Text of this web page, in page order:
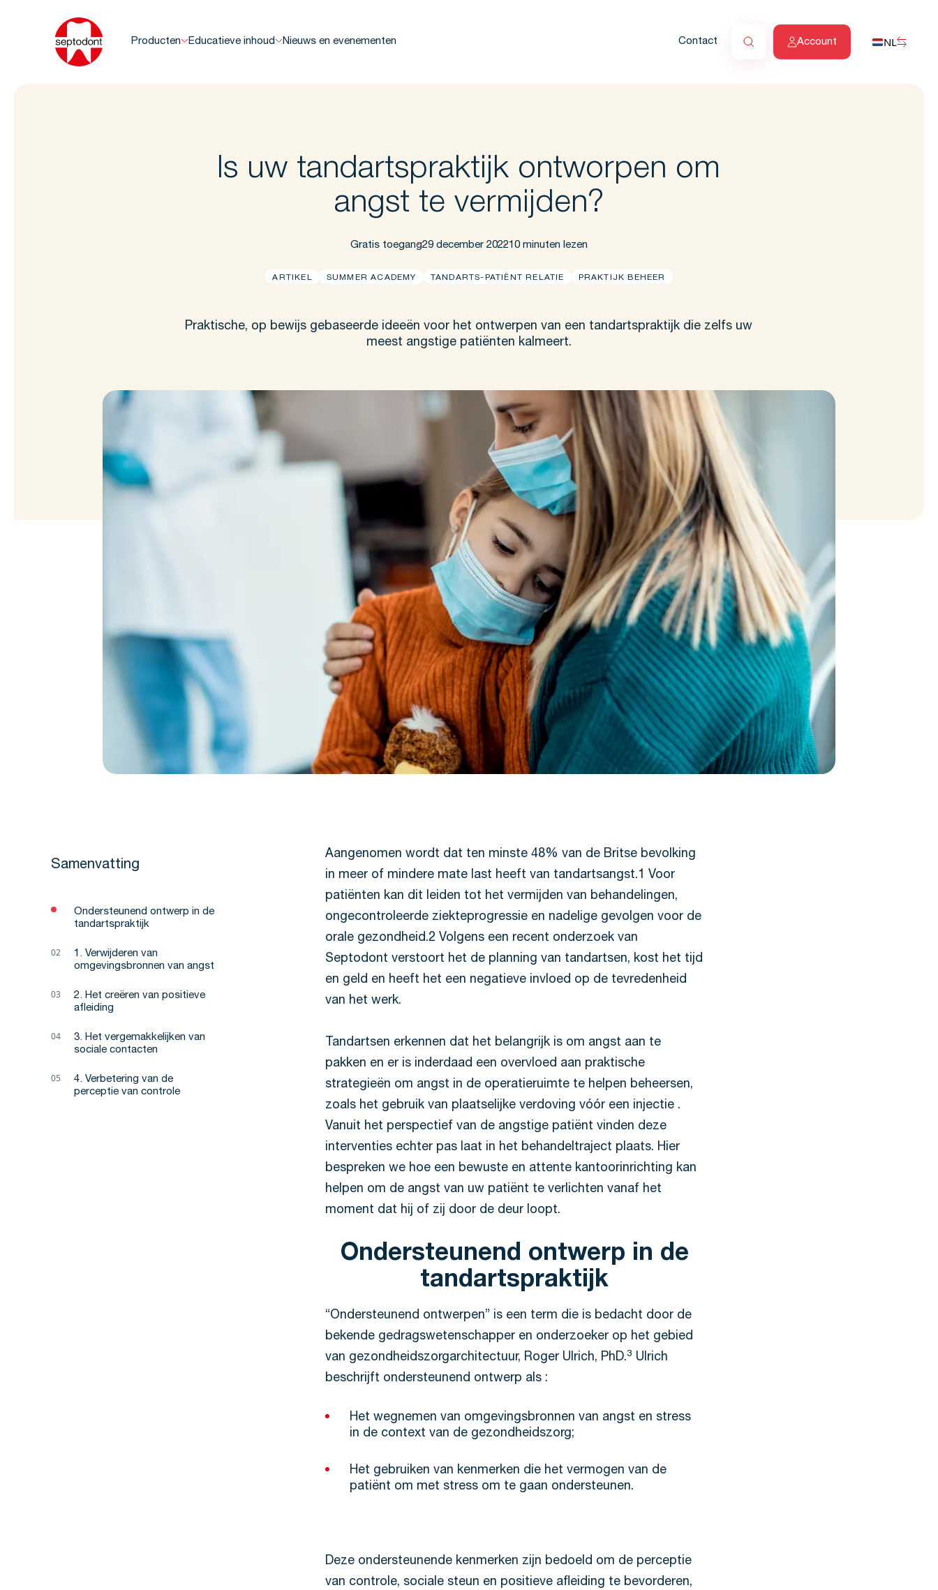
Producten Educatieve inhoud Nieuws en evenementen Contact Account NL
Is uw tandartspraktijk ontworpen om
angst te vermijden?
Gratis toegang29 december 202210 minuten lezen
ARTIKEL SUMMER ACADEMY TANDARTS-PATIËNT RELATIE PRAKTIJK BEHEER
Praktische, op bewijs gebaseerde ideeën voor het ontwerpen van een tandartspraktijk die zelfs uw
meest angstige patiënten kalmeert.
Samenvatting
Ondersteunend ontwerp in de
tandartspraktijk
1. Verwijderen van
omgevingsbronnen van angst
2. Het creëren van positieve
afleiding
3. Het vergemakkelijken van
sociale contacten
4. Verbetering van de
perceptie van controle
Aangenomen wordt dat ten minste 48% van de Britse bevolking
in meer of mindere mate last heeft van tandartsangst.1 Voor
patiënten kan dit leiden tot het vermijden van behandelingen,
ongecontroleerde ziekteprogressie en nadelige gevolgen voor de
orale gezondheid.2 Volgens een recent onderzoek van
Septodont verstoort het de planning van tandartsen, kost het tijd
en geld en heeft het een negatieve invloed op de tevredenheid
van het werk.
Tandartsen erkennen dat het belangrijk is om angst aan te
pakken en er is inderdaad een overvloed aan praktische
strategieën om angst in de operatieruimte te helpen beheersen,
zoals het gebruik van plaatselijke verdoving vóór een injectie .
Vanuit het perspectief van de angstige patiënt vinden deze
interventies echter pas laat in het behandeltraject plaats. Hier
bespreken we hoe een bewuste en attente kantoorinrichting kan
helpen om de angst van uw patiënt te verlichten vanaf het
moment dat hij of zij door de deur loopt.
Ondersteunend ontwerp in de
tandartspraktijk
“Ondersteunend ontwerpen” is een term die is bedacht door de
bekende gedragswetenschapper en onderzoeker op het gebied
van gezondheidszorgarchitectuur, Roger Ulrich, PhD.3 Ulrich
beschrijft ondersteunend ontwerp als :
Het wegnemen van omgevingsbronnen van angst en stress
in de context van de gezondheidszorg;
Het gebruiken van kenmerken die het vermogen van de
patiënt om met stress om te gaan ondersteunen.
Deze ondersteunende kenmerken zijn bedoeld om de perceptie
van controle, sociale steun en positieve afleiding te bevorderen,